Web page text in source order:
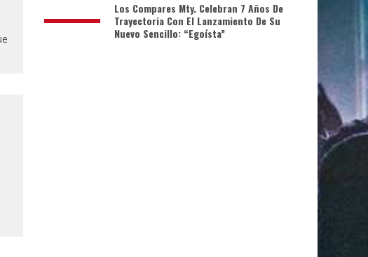
Los Compares Mty. Celebran 7 Años De
Trayectoria Con El Lanzamiento De Su
Nuevo Sencillo: “Egoísta”